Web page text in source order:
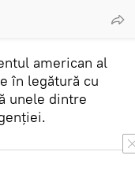
american al
în legătură cu
unele dintre